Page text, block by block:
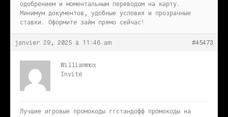
одобрением и моментальным переводом на карту.
Минимум документов, удобные условия и прозрачные
ставки. Оформите займ прямо сейчас!
janvier 29, 2025 à 11:46 am #45473
Williammox
Invité
Лучшие игровые промокоды ггстандофф промокоды на